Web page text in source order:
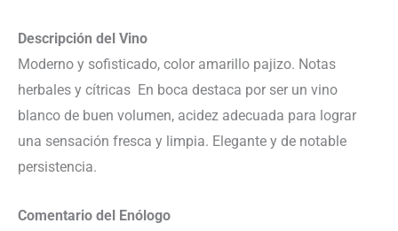
Descripción del Vino
Moderno y sofisticado, color amarillo pajizo. Notas
herbales y cítricas En boca destaca por ser un vino
blanco de buen volumen, acidez adecuada para lograr
una sensación fresca y limpia. Elegante y de notable
persistencia.
Comentario del Enólogo